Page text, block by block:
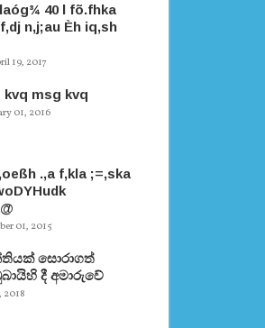
40 l fõ.fhka
n,j;au Èh iq,sh
19, 2017
kvq msg kvq
01, 2016
.,a f,kla ;=,ska
01, 2015
සොරාගත්
දී අමාරුවේ
2018